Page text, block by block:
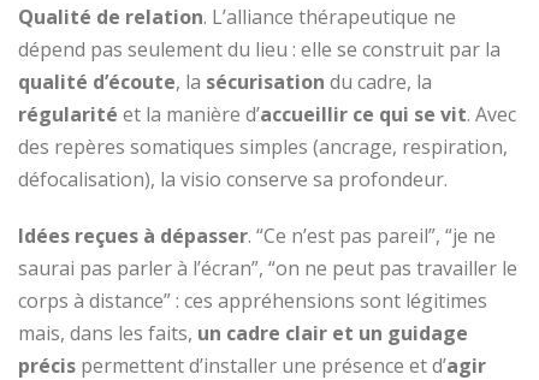
Qualité de relation. L’alliance thérapeutique ne
dépend pas seulement du lieu : elle se construit par la
qualité d’écoute, la sécurisation du cadre, la
régularité et la manière d’accueillir ce qui se vit. Avec
des repères somatiques simples (ancrage, respiration,
défocalisation), la visio conserve sa profondeur.
Idées reçues à dépasser. “Ce n’est pas pareil”, “je ne
saurai pas parler à l’écran”, “on ne peut pas travailler le
corps à distance” : ces appréhensions sont légitimes
mais, dans les faits, un cadre clair et un guidage
précis permettent d’installer une présence et d’agir